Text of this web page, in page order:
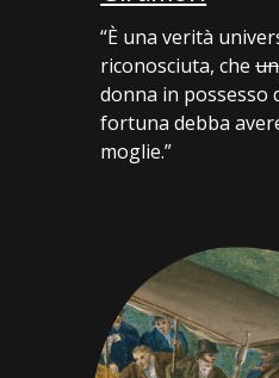
“È una verità
riconosciuta, che
donna in possesso
fortuna debba
moglie.”